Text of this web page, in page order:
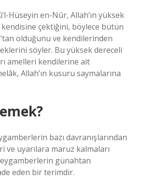
Hüseyin en-Nûr, Allah’ın yüksek
kendisine çektiğini, böylece bütün
olduğunu ve kendilerinden
söyler. Bu yüksek dereceli
amelleri kendilerine ait
Allah’ın kusuru saymalarına
bazı davranışlarından
ve uyarılara maruz kalmaları
günahtan
eden bir terimdir.